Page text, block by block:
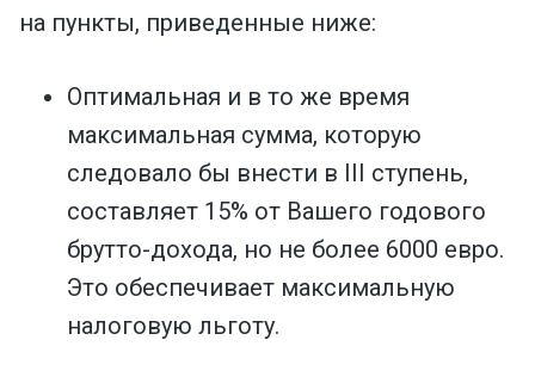
на пункты, приведенные ниже:
Оптимальная и в то же время
максимальная сумма, которую
следовало бы внести в III ступень,
составляет 15% от Вашего годового
брутто-дохода, но не более 6000 евро.
Это обеспечивает максимальную
налоговую льготу.